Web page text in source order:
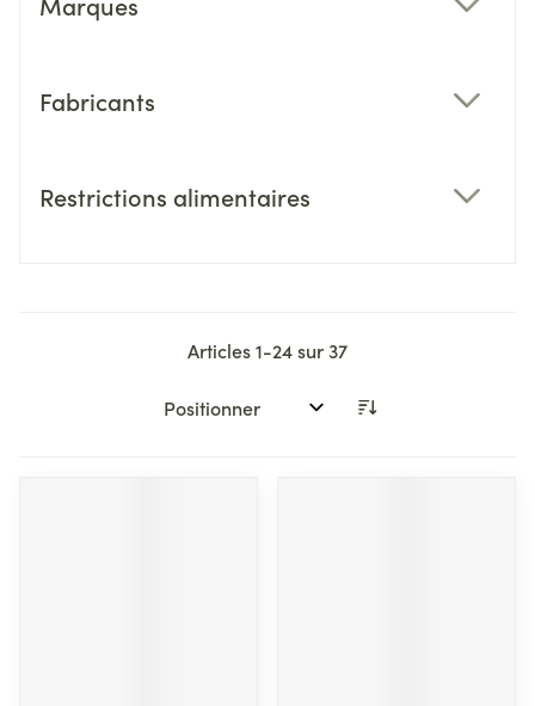
Fabricants
Restrictions alimentaires
Articles1-24sur37
Trier par: